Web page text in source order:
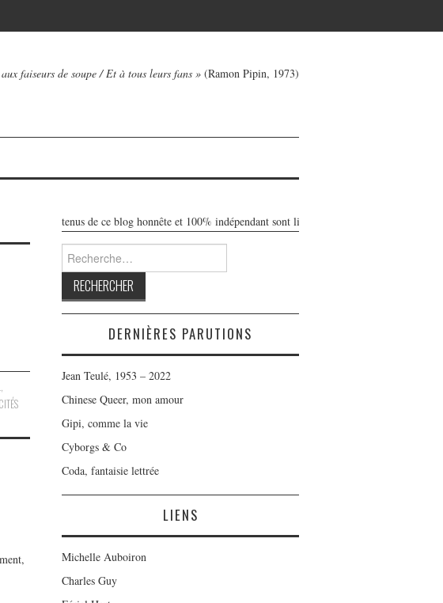
aux faiseurs de soupe / Et à tous leurs fans » (Ramon Pipin, 1973)
Les contenus de ce blog honnête et 100% indépendant sont libres de toute publicité. Réalisé sans
Rechercher :
DERNIÈRES PARUTIONS
Jean Teulé, 1953 – 2022
Chinese Queer, mon amour
Gipi, comme la vie
Cyborgs & Co
Coda, fantaisie lettrée
LIENS
Michelle Auboiron
Charles Guy